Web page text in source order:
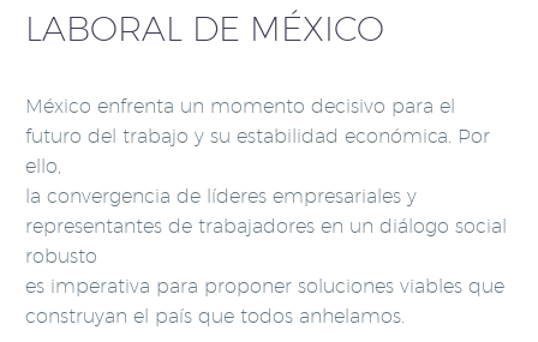
LABORAL DE MÉXICO
México enfrenta un momento decisivo para el
futuro del trabajo y su estabilidad económica. Por
ello,
la convergencia de líderes empresariales y
representantes de trabajadores en un diálogo social
robusto
es imperativa para proponer soluciones viables que
construyan el país que todos anhelamos.